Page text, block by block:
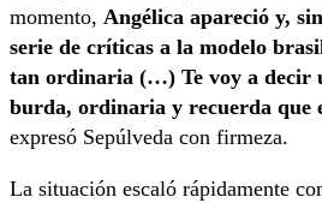
momento, Angélica apareció y,
serie de críticas a la modelo
tan ordinaria (…) Te voy a decir
burda, ordinaria y recuerda que
expresó Sepúlveda con firmeza.
La situación escaló rápidamente